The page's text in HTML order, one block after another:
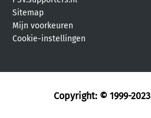
Sitemap
Mijn voorkeuren
Cookie-instellingen
Copyright: © 1999-2023